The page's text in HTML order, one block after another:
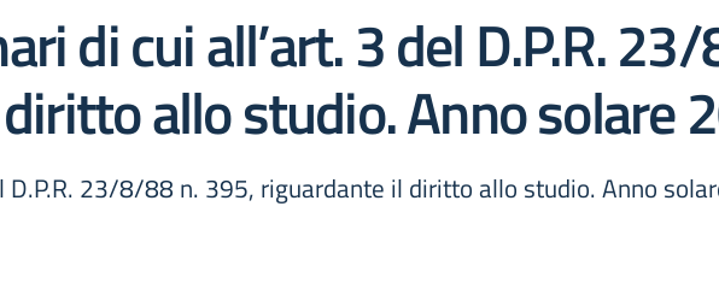
di cui all’art. 3 del D.P.R.
allo studio. Anno solare
D.P.R. 23/8/88 n. 395, riguardante il diritto allo studio. Anno